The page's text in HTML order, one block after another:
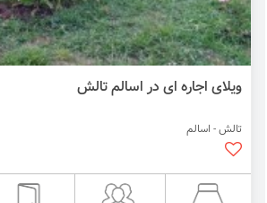
ویلای اجاره ای در اسالم تالش
تالش - اسالم